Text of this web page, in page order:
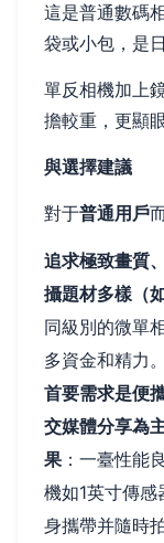
這是普通數碼
袋或小包，是
單反相機加上
擔較重，更顯
與選擇建議
對于普通用戶
追求極致畫質
攝題材多樣（
同級別的微單
多資金和精力。
首要需求是便
交媒體分享為
果 ：一臺性能
機如1英寸傳
身攜帶并隨時拍